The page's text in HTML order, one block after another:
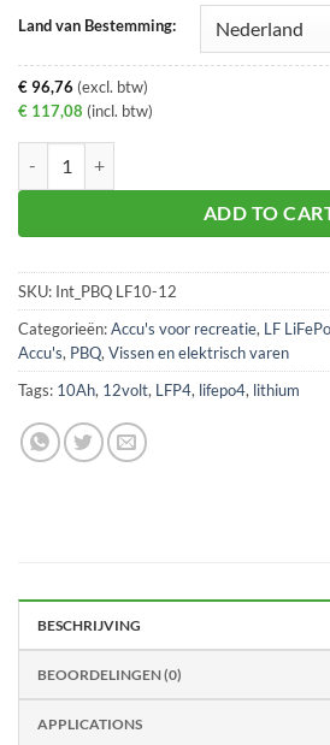
Land van Bestemming:
€96,76 (excl. btw)
€ 117,08 (incl. btw)
ADD TO
SKU: Int_PBQ LF10-12
Categorieën:Accu's voor recreatie, LF
Accu's, PBQ, Vissen en elektrisch varen
Tags: 10Ah, 12volt, LFP4, lifepo4, lithium
BESCHRIJVING
BEOORDELINGEN (0)
APPLICATIONS